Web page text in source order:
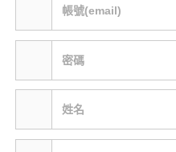
帳號(email)
密碼
姓名